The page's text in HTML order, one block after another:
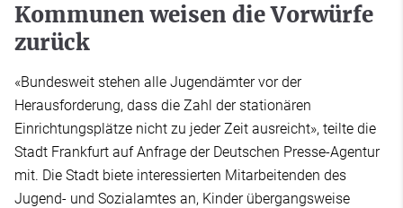
Kommunen weisen die Vorwürfe
zurück
«Bundesweit stehen alle Jugendämter vor der
Herausforderung, dass die Zahl der stationären
Einrichtungsplätze nicht zu jeder Zeit ausreicht», teilte die
Stadt Frankfurt auf Anfrage der Deutschen Presse-Agentur
mit. Die Stadt biete interessierten Mitarbeitenden des
Jugend- und Sozialamtes an, Kinder übergangsweise